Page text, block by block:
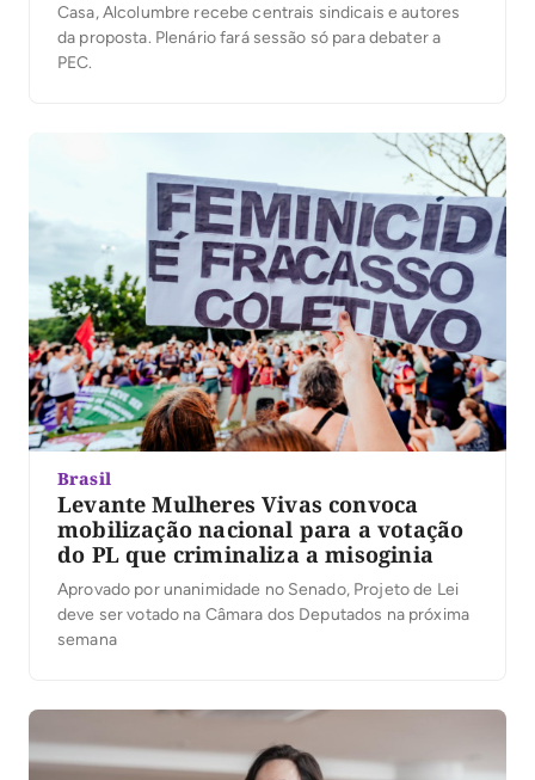
Casa, Alcolumbre recebe centrais sindicais e autores
da proposta. Plenário fará sessão só para debater a
PEC.
Brasil
Levante Mulheres Vivas convoca
mobilização nacional para a votação
do PL que criminaliza a misoginia
Aprovado por unanimidade no Senado, Projeto de Lei
deve ser votado na Câmara dos Deputados na próxima
semana